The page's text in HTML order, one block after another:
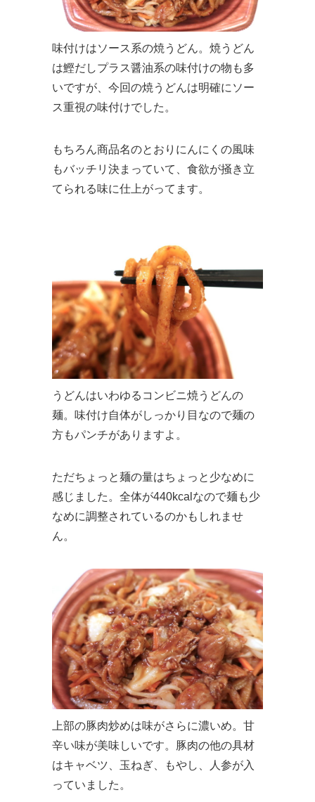
味付けはソース系の焼うどん。焼うどん
は鰹だしプラス醤油系の味付けの物も多
いですが、今回の焼うどんは明確にソー
ス重視の味付けでした。
もちろん商品名のとおりにんにくの風味
もバッチリ決まっていて、食欲が掻き立
てられる味に仕上がってます。
うどんはいわゆるコンビニ焼うどんの
麺。味付け自体がしっかり目なので麺の
方もパンチがありますよ。
ただちょっと麺の量はちょっと少なめに
感じました。全体が440kcalなので麺も少
なめに調整されているのかもしれませ
ん。
上部の豚肉炒めは味がさらに濃いめ。甘
辛い味が美味しいです。豚肉の他の具材
はキャベツ、玉ねぎ、もやし、人参が入
っていました。